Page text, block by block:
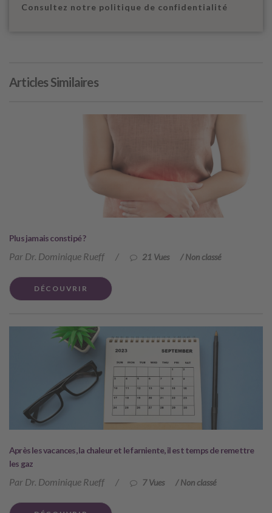
Consultez notre politique de confidentialité
Articles Similaires
Plus jamais constipé ?
Par Dr. Dominique Rueff / 21 Vues /Non classé
DÉCOUVRIR
Après les vacances, la chaleur et le farniente, il est temps de remettre
les gaz
Par Dr. Dominique Rueff / 7 Vues /Non classé